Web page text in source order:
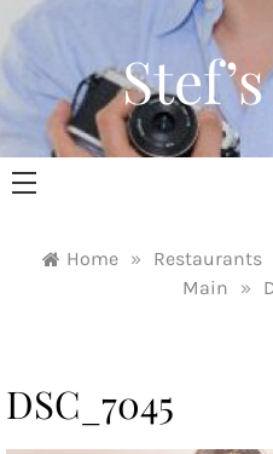
Skip
content
Home » Restaurants
Main
»
DSC_7045